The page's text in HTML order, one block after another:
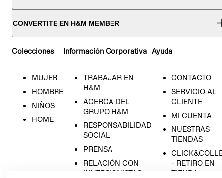
CONVERTITE EN H&M MEMBER
Colecciones
MUJER
HOMBRE
NIÑOS
HOME
Información Corporativa
TRABAJAR EN
H&M
ACERCA DEL
GRUPO H&M
RESPONSABILIDAD
SOCIAL
PRENSA
RELACIÓN CON
INVERSIONISTAS
Ayuda
CONTACTO
SERVICIO AL
CLIENTE
MI CUENTA
NUESTRAS
TIENDAS
- RETIRO EN
TIENDA